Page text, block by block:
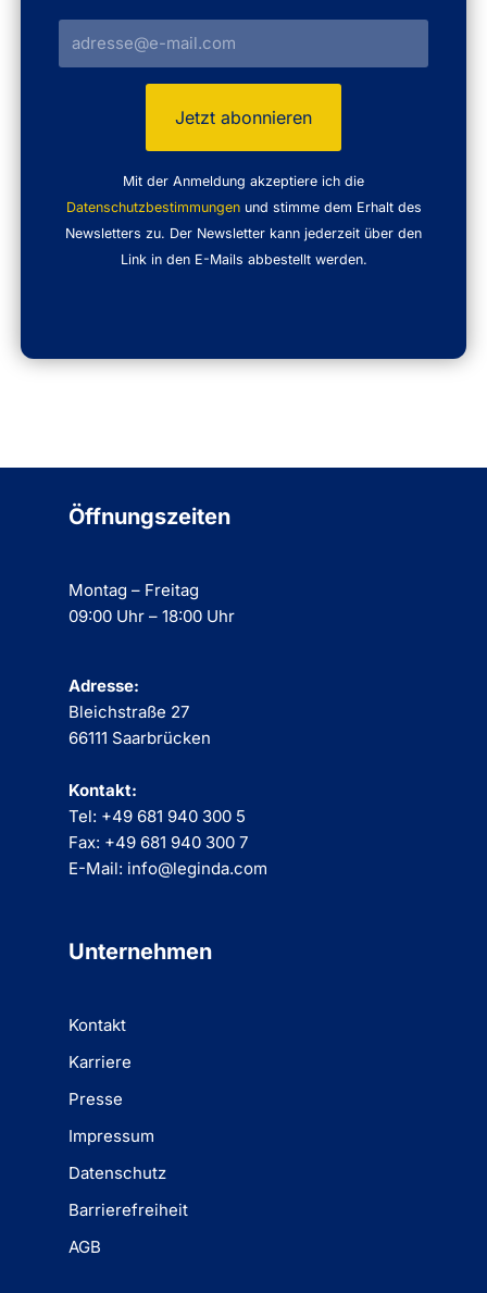
Mit der Anmeldung akzeptiere ich die
Datenschutzbestimmungenund stimme dem Erhalt des
Newsletters zu. Der Newsletter kann jederzeit über den
Link in den E-Mails abbestellt werden.
Öffnungszeiten
Montag – Freitag
09:00 Uhr – 18:00 Uhr
Adresse:
Bleichstraße 27
66111 Saarbrücken
Kontakt:
Tel: +49 681 940 300 5
Fax: +49 681 940 300 7
E-Mail: info@leginda.com
Unternehmen
Kontakt
Karriere
Presse
Impressum
Datenschutz
Barrierefreiheit
AGB